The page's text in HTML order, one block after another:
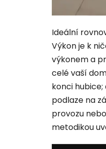
Ideální
Výkon je k
výkonem a
celé vaší
konci
podlaze na
provozu
metodikou